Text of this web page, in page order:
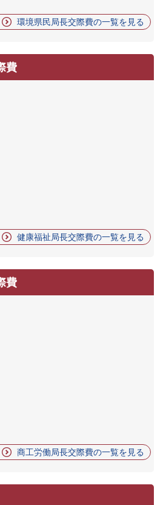
環境県民局長交際費の一覧を見る
費
健康福祉局長交際費の一覧を見る
費
商工労働局長交際費の一覧を見る